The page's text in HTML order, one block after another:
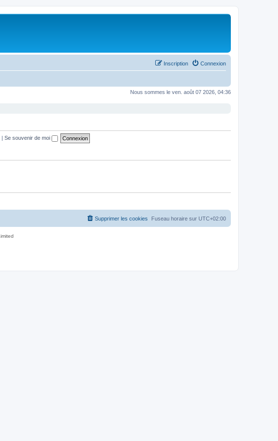
Connexion
Inscription
Nous sommes le ven. août 07 2026, 04:36
| Se souvenir de moi
Fuseau horaire sur UTC+02:00
Supprimer les cookies